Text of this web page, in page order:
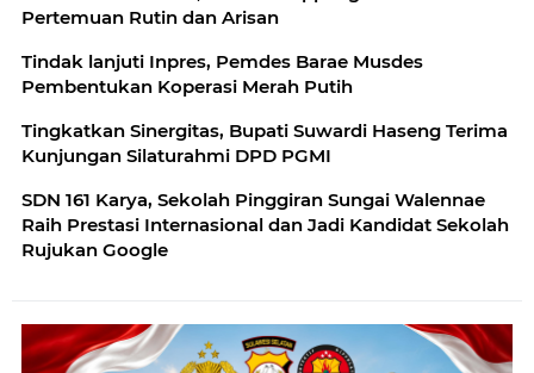
Pertemuan Rutin dan Arisan
Tindak lanjuti Inpres, Pemdes Barae Musdes
Pembentukan Koperasi Merah Putih
Tingkatkan Sinergitas, Bupati Suwardi Haseng Terima
Kunjungan Silaturahmi DPD PGMI
SDN 161 Karya, Sekolah Pinggiran Sungai Walennae
Raih Prestasi Internasional dan Jadi Kandidat Sekolah
Rujukan Google